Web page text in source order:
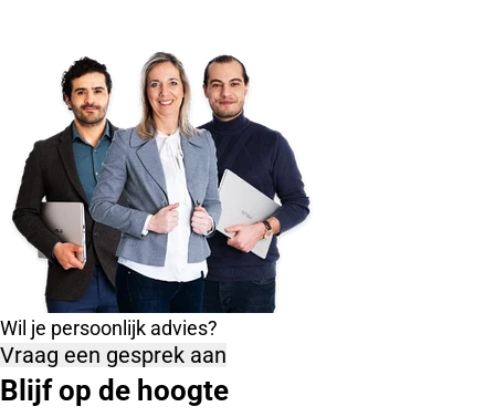
Wil je persoonlijk advies?
Vraag een gesprek aan
Blijf op de hoogte